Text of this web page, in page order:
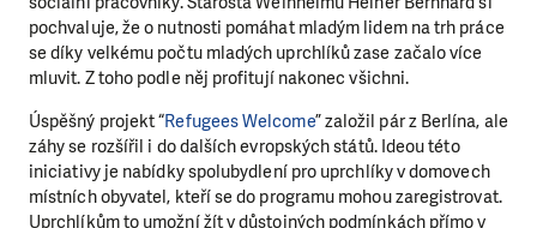
pochvaluje, že o nutnosti pomáhat mladým lidem na trh práce
se díky velkému počtu mladých uprchlíků zase začalo více
mluvit. Z toho podle něj profitují nakonec všichni.
Úspěšný projekt “Refugees Welcome” založil pár z Berlína, ale
záhy se rozšířil i do dalších evropských států. Ideou této
iniciativy je nabídky spolubydlení pro uprchlíky v domovech
místních obyvatel, kteří se do programu mohou zaregistrovat.
Uprchlíkům to umožní žít v důstojných podmínkách přímo v